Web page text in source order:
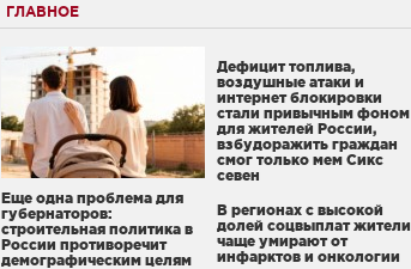
ГЛАВНОЕ
Еще одна проблема для
губернаторов:
строительная политика в
России противоречит
демографическим целям
Дефицит топлива,
воздушные атаки и
интернет блокировки
стали привычным фоном
для жителей России,
взбудоражить граждан
смог только мем Сикс
севен
В регионах с высокой
долей соцвыплат жители
чаще умирают от
инфарктов и онкологии